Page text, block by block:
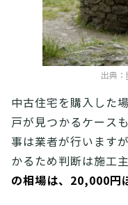
出典：
中古住宅を購入した
戸が見つかるケース
事は業者が行います
かるため判断は施工
の相場は、20,000円